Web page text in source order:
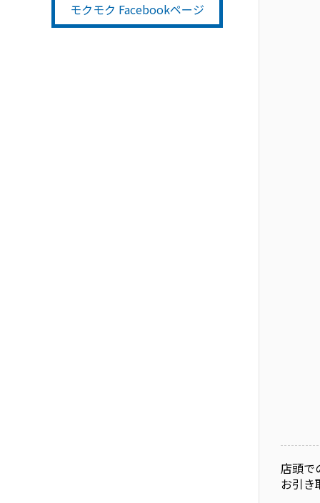
モクモク Facebookページ
店頭で
お引き